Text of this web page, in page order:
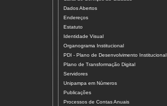
Dados Abertos
Endereços
Estatuto
Identidade Visual
Organograma Institucional
PDI - Plano de Desenvolvimento Institucional
Plano de Transformação Digital
Servidores
Unipampa em Números
Publicações
Processos de Contas Anuais